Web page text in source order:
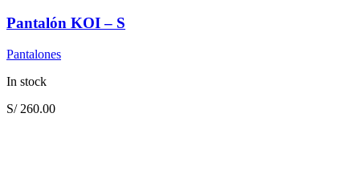
Pantalón KOI – S
Pantalones
In stock
S/260.00